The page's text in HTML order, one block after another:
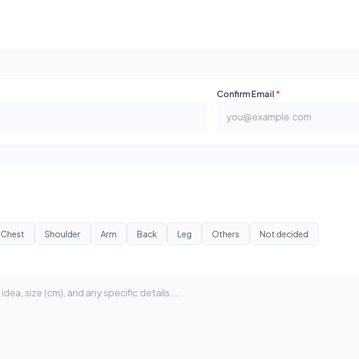
Confirm Email *
Chest Shoulder Arm Back Leg Others Not decided